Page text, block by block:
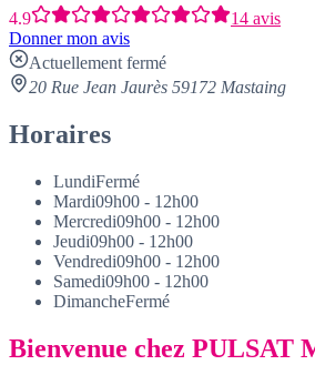
4.9
14 avis
Donner mon avis
Actuellement fermé
20 Rue Jean Jaurès 59172 Mastaing
Horaires
LundiFermé
Mardi09h00 - 12h00
Mercredi09h00 - 12h00
Jeudi09h00 - 12h00
Vendredi09h00 - 12h00
Samedi09h00 - 12h00
DimancheFermé
Bienvenue chez PULSAT